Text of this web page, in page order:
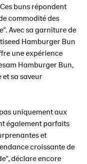
buns répondent
commodité des
Avec sa garniture de
Hamburger Bun
une expérience
Hamburger Bun,
et sa saveur
uniquement aux
également parfaits
et
croissante de
déclare encore